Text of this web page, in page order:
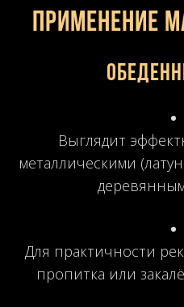
ПРИМЕНЕНИЕ
Выглядит
металлическими
Для практичности
пропитка или